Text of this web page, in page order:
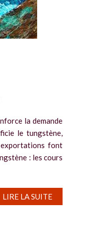
la demande
le tungstène,
font
: les cours
LIRE LA SUITE